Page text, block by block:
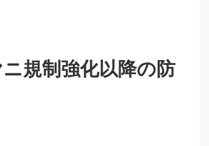
規制強化以降の防